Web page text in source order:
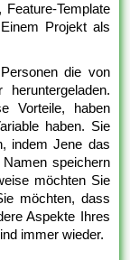
Template
Projekt als
die von
Vorteile, haben
haben. Sie
indem Jene das
speichern
möchten Sie
möchten, dass
Aspekte Ihres
immer wieder.